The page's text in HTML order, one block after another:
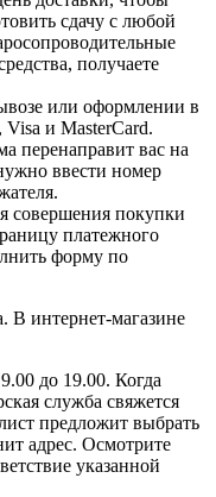
сдачу с любой
получаете
или оформлении в
и MasterCard.
перенаправит вас на
ввести номер
совершения покупки
платежного
форму по
В интернет-магазине
до 19.00. Когда
служба свяжется
предложит выбрать
адрес. Осмотрите
указанной